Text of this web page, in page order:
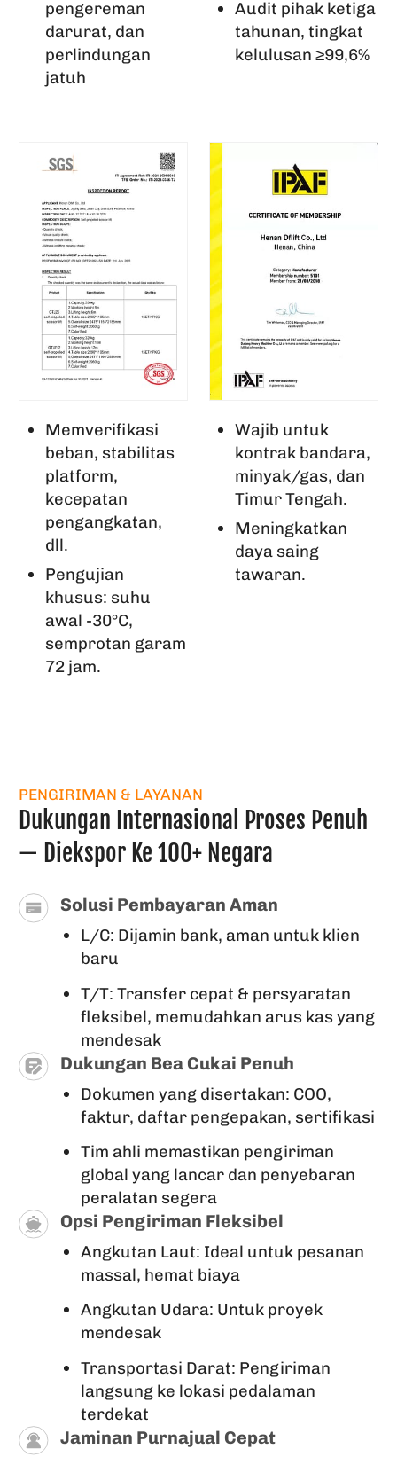
pengereman
darurat, dan
perlindungan
jatuh
Audit pihak ketiga
tahunan, tingkat
kelulusan ≥99,6%
Memverifikasi
beban, stabilitas
platform,
kecepatan
pengangkatan,
dll.
Pengujian
khusus: suhu
awal -30°C,
semprotan garam
72 jam.
Wajib untuk
kontrak bandara,
minyak/gas, dan
Timur Tengah.
Meningkatkan
daya saing
tawaran.
PENGIRIMAN & LAYANAN
Dukungan Internasional Proses Penuh
— Diekspor Ke 100+ Negara
Solusi Pembayaran Aman
L/C: Dijamin bank, aman untuk klien
baru
T/T: Transfer cepat & persyaratan
fleksibel, memudahkan arus kas yang
mendesak
Dukungan Bea Cukai Penuh
Dokumen yang disertakan: COO,
faktur, daftar pengepakan, sertifikasi
Tim ahli memastikan pengiriman
global yang lancar dan penyebaran
peralatan segera
Opsi Pengiriman Fleksibel
Angkutan Laut: Ideal untuk pesanan
massal, hemat biaya
Angkutan Udara: Untuk proyek
mendesak
Transportasi Darat: Pengiriman
langsung ke lokasi pedalaman
terdekat
Jaminan Purnajual Cepat